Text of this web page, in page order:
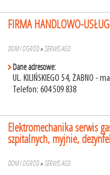
FIRMA HANDLOWO-
DOM I OGRÓD»SERWIS AGD
Dane adresowe:
UL. KILIŃSKIEGO 54, ŻABNO -
Telefon: 604 509 838
Elektromechanika serwis
szpitalnych, myjnie,
DOM I OGRÓD»SERWIS AGD